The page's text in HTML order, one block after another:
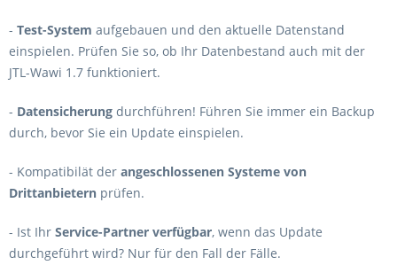
- Test-System aufgebauen und den aktuelle Datenstand
einspielen. Prüfen Sie so, ob Ihr Datenbestand auch mit der
JTL-Wawi 1.7 funktioniert.
- Datensicherung durchführen! Führen Sie immer ein Backup
durch, bevor Sie ein Update einspielen.
- Kompatibilät der angeschlossenen Systeme von
Drittanbietern prüfen.
- Ist Ihr Service-Partner verfügbar, wenn das Update
durchgeführt wird? Nur für den Fall der Fälle.